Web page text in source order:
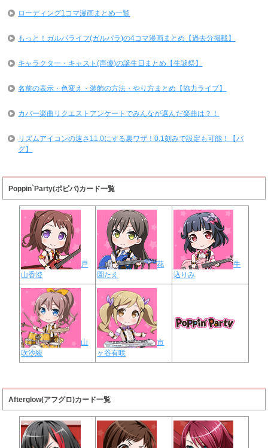
ローディング1コマ漫画まとめ一覧
もっと！ガルパライフ(ガルパラ)の4コマ漫画まとめ【過去分掲載】
キャラクター・キャスト(声優)の誕生日まとめ【生誕祭】
名前の表示・色変え・装飾の方法・やり方まとめ【協力ライブ】
カバー楽曲リクエストアンケートでみんなが選んだ楽曲は？！
リズムアイコンの速さ11.0にする裏ワザ！0.1刻みで設定も可能！【バ
グ】
Poppin`Party(ポピパ)カード一覧
戸
山香澄
花
園たえ
牛
込りみ
山
吹沙綾
市
ヶ谷有咲
Afterglow(アフグロ)カード一覧